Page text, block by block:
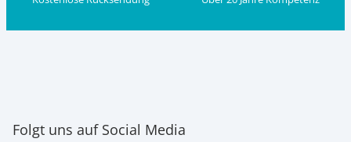
Folgt uns auf Social Media